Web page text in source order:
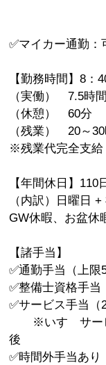
✅マイカー通勤：
【勤務時間】8：
（実働） 7.5時間
（休憩） 60分
（残業） 20～30
※残業代完全支給
【年間休日】110
（内訳）日曜日
GW休暇、お盆休
【諸手当】
✅通勤手当（上限
✅整備士資格手当
✅サービス手当（
※いすゞサービ
後
✅時間外手当あり